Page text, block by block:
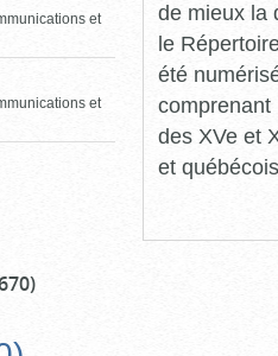
et
et
de mieux la
le
été
comprenant
des XVe et
et